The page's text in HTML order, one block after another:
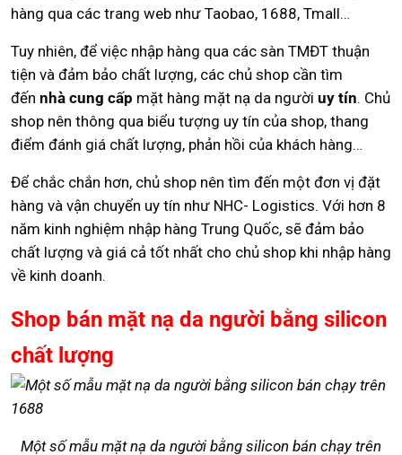
hàng qua các trang web như Taobao, 1688, Tmall…
Tuy nhiên, để việc nhập hàng qua các sàn TMĐT thuận
tiện và đảm bảo chất lượng, các chủ shop cần tìm
đến nhà cung cấp mặt hàng mặt nạ da người uy tín. Chủ
shop nên thông qua biểu tượng uy tín của shop, thang
điểm đánh giá chất lượng, phản hồi của khách hàng…
Để chắc chắn hơn, chủ shop nên tìm đến một đơn vị đặt
hàng và vận chuyển uy tín như NHC- Logistics. Với hơn 8
năm kinh nghiệm nhập hàng Trung Quốc, sẽ đảm bảo
chất lượng và giá cả tốt nhất cho chủ shop khi nhập hàng
về kinh doanh.
Shop bán mặt nạ da người bằng silicon
chất lượng
Một số mẫu mặt nạ da người bằng silicon bán chạy trên